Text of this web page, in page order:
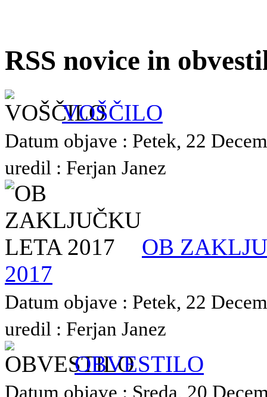
RSS novice in
VOŠČILO
Datum objave : Petek, 22
uredil : Ferjan Janez
OB
2017
Datum objave : Petek, 22
uredil : Ferjan Janez
OBVESTILO
Datum objave : Sreda, 20